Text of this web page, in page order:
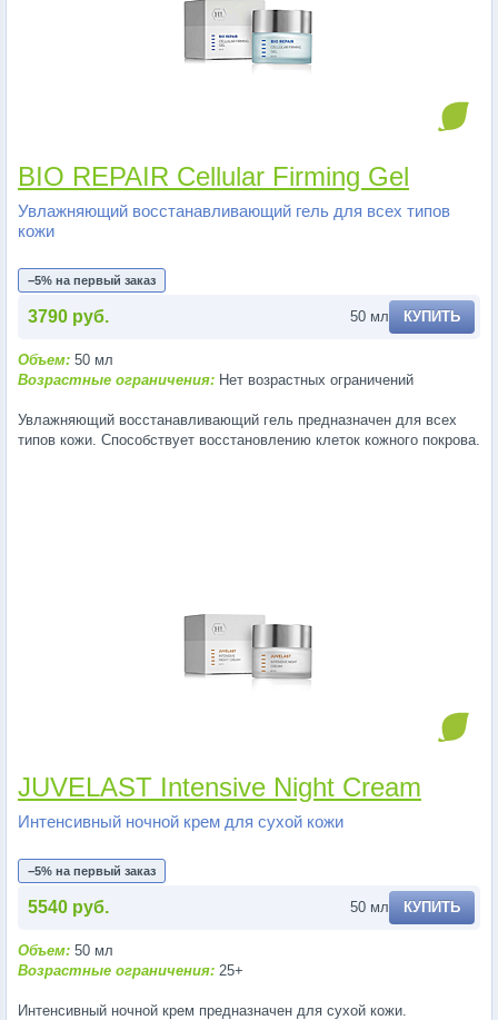
BIO REPAIR Cellular Firming Gel
Увлажняющий восстанавливающий гель для всех типов
кожи
−5% на первый заказ
3790 руб. 50 мл КУПИТЬ
Объем: 50 мл
Возрастные ограничения: Нет возрастных ограничений
Увлажняющий восстанавливающий гель предназначен для всех
типов кожи. Способствует восстановлению клеток кожного покрова.
JUVELAST Intensive Night Cream
Интенсивный ночной крем для сухой кожи
−5% на первый заказ
5540 руб. 50 мл КУПИТЬ
Объем: 50 мл
Возрастные ограничения: 25+
Интенсивный ночной крем предназначен для сухой кожи.